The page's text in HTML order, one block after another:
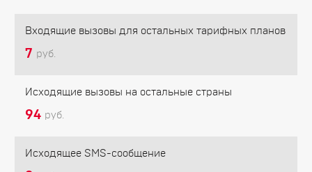
Входящие вызовы для остальных тарифных планов
7 руб.
Исходящие вызовы на остальные страны
94 руб.
Исходящее SMS-сообщение